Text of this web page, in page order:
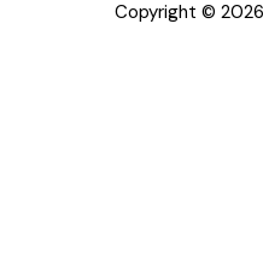
Copyright ©